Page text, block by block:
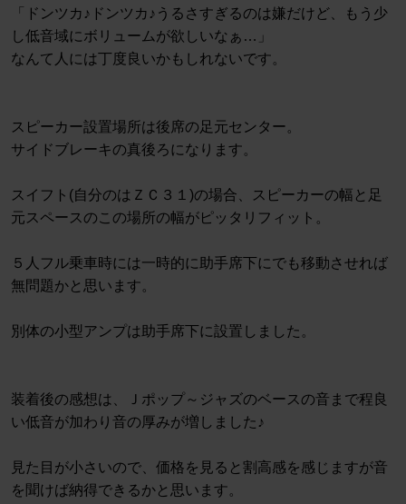
「ドンツカ♪ドンツカ♪うるさすぎるのは嫌だけど、もう少
し低音域にボリュームが欲しいなぁ…」
なんて人には丁度良いかもしれないです。
スピーカー設置場所は後席の足元センター。
サイドブレーキの真後ろになります。
スイフト(自分のはＺＣ３１)の場合、スピーカーの幅と足
元スペースのこの場所の幅がピッタリフィット。
５人フル乗車時には一時的に助手席下にでも移動させれば
無問題かと思います。
別体の小型アンプは助手席下に設置しました。
装着後の感想は、Ｊポップ～ジャズのベースの音まで程良
い低音が加わり音の厚みが増しました♪
見た目が小さいので、価格を見ると割高感を感じますが音
を聞けば納得できるかと思います。